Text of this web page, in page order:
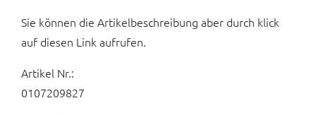
Sie können die Artikelbeschreibung aber durch klick
auf diesen Link aufrufen.
Artikel Nr.:
0107209827